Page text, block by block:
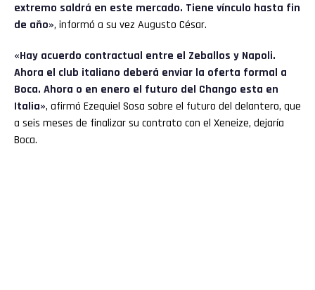
extremo saldrá en este mercado. Tiene vínculo hasta fin
de año», informó a su vez Augusto César.
«Hay acuerdo contractual entre el Zeballos y Napoli.
Ahora el club italiano deberá enviar la oferta formal a
Boca. Ahora o en enero el futuro del Chango esta en
Italia», afirmó Ezequiel Sosa sobre el futuro del delantero, que
a seis meses de finalizar su contrato con el Xeneize, dejaría
Boca.